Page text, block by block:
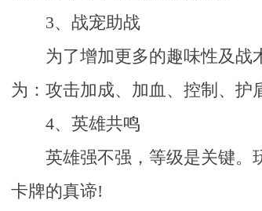
3、战宠助战
为了增加更多的趣味性及战
为：攻击加成、加血、控制、护
4、英雄共鸣
英雄强不强，等级是关键。
卡牌的真谛!